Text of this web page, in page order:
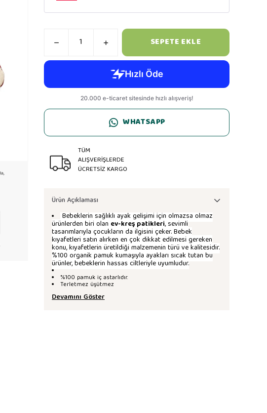
SEPETE EKLE
WHATSAPP
TÜM
ALIŞVERİŞLERDE
ÜCRETSİZ KARGO
Ürün Açıklaması
Bebeklerin sağlıklı ayak gelişimi için olmazsa olmaz
ürünlerden biri olan ev-kreş patikleri, sevimli
tasarımlarıyla çocukların da ilgisini çeker. Bebek
kıyafetleri satın alırken en çok dikkat edilmesi gereken
konu, kıyafetlerin üretildiği malzemenin türü ve kalitesidir.
%100 organik pamuk kumaşıyla ayakları sıcak tutan bu
ürünler, bebeklerin hassas ciltleriyle uyumludur.
%100 pamuk iç astarlıdır.
Terletmez üşütmez
Devamını Göster